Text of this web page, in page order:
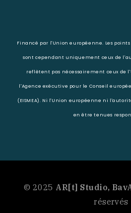
Financé par l'Union européenne. Les
sont cependant uniquement ceux de
reflètent pas nécessairement ceux de
l'Agence exécutive pour le Conseil
(EISMEA). Ni l'Union européenne ni
en être tenues
© 2025 AR[t] Studio,
réservés